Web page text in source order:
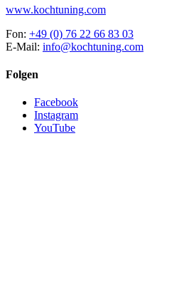
www.kochtuning.com
Fon: +49 (0) 76 22 66 83 03
E-Mail: info@kochtuning.com
Folgen
Facebook
Instagram
YouTube